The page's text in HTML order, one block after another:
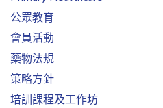
公眾教育
會員活動
藥物法規
策略方針
培訓課程及工作坊